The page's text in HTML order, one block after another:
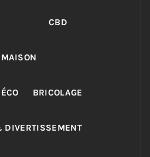
CBD
MAISON
BRICOLAGE
DIVERTISSEMENT